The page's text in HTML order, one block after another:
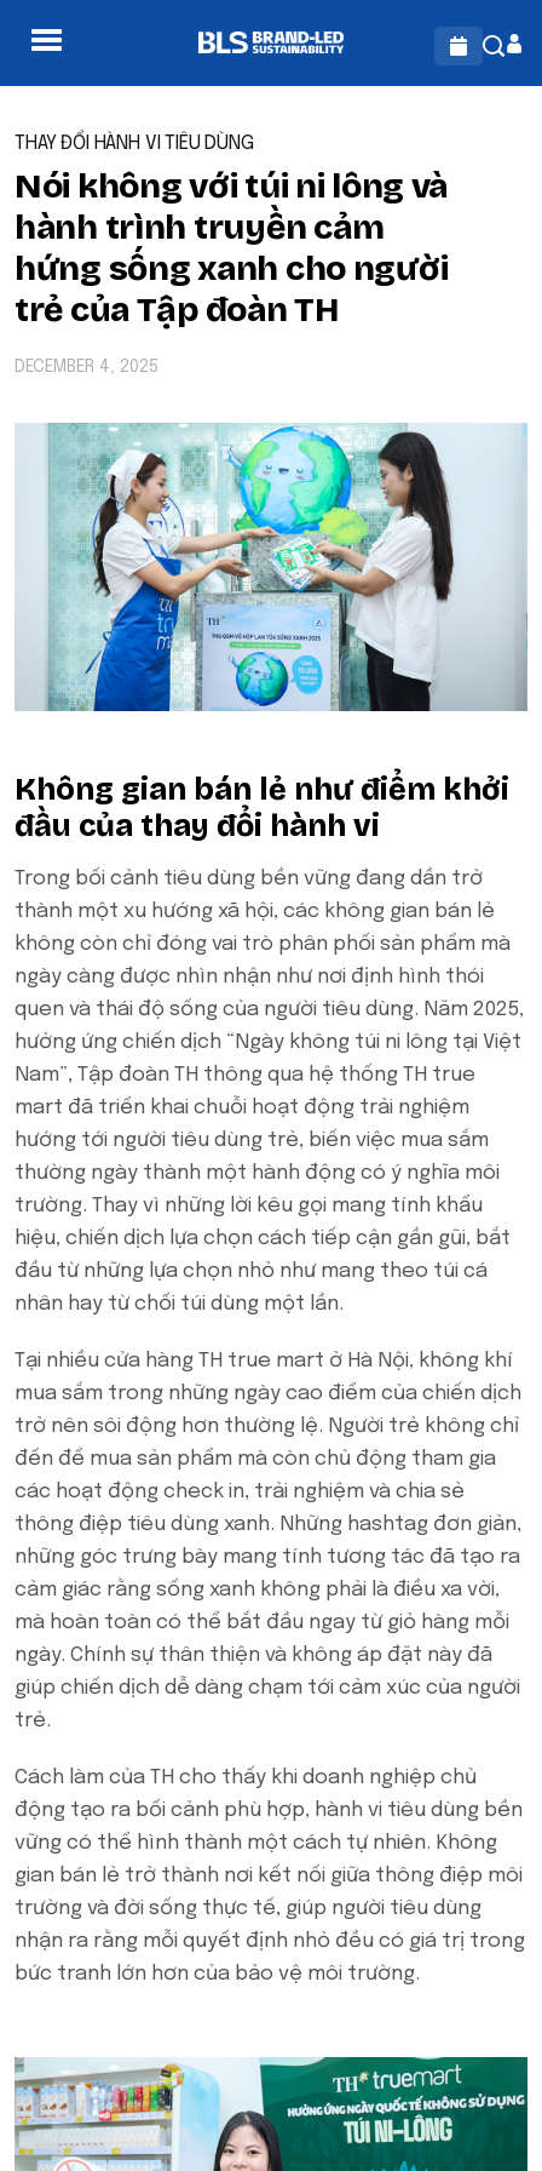
THAY ĐỔI HÀNH VI TIÊU DÙNG
Nói không với túi ni lông và
hành trình truyền cảm
hứng sống xanh cho người
trẻ của Tập đoàn TH
DECEMBER 4, 2025
Không gian bán lẻ như điểm khởi
đầu của thay đổi hành vi
Trong bối cảnh tiêu dùng bền vững đang dần trở
thành một xu hướng xã hội, các không gian bán lẻ
không còn chỉ đóng vai trò phân phối sản phẩm mà
ngày càng được nhìn nhận như nơi định hình thói
quen và thái độ sống của người tiêu dùng. Năm 2025,
hưởng ứng chiến dịch “Ngày không túi ni lông tại Việt
Nam”, Tập đoàn TH thông qua hệ thống TH true
mart đã triển khai chuỗi hoạt động trải nghiệm
hướng tới người tiêu dùng trẻ, biến việc mua sắm
thường ngày thành một hành động có ý nghĩa môi
trường. Thay vì những lời kêu gọi mang tính khẩu
hiệu, chiến dịch lựa chọn cách tiếp cận gần gũi, bắt
đầu từ những lựa chọn nhỏ như mang theo túi cá
nhân hay từ chối túi dùng một lần.
Tại nhiều cửa hàng TH true mart ở Hà Nội, không khí
mua sắm trong những ngày cao điểm của chiến dịch
trở nên sôi động hơn thường lệ. Người trẻ không chỉ
đến để mua sản phẩm mà còn chủ động tham gia
các hoạt động check in, trải nghiệm và chia sẻ
thông điệp tiêu dùng xanh. Những hashtag đơn giản,
những góc trưng bày mang tính tương tác đã tạo ra
cảm giác rằng sống xanh không phải là điều xa vời,
mà hoàn toàn có thể bắt đầu ngay từ giỏ hàng mỗi
ngày. Chính sự thân thiện và không áp đặt này đã
giúp chiến dịch dễ dàng chạm tới cảm xúc của người
trẻ.
Cách làm của TH cho thấy khi doanh nghiệp chủ
động tạo ra bối cảnh phù hợp, hành vi tiêu dùng bền
vững có thể hình thành một cách tự nhiên. Không
gian bán lẻ trở thành nơi kết nối giữa thông điệp môi
trường và đời sống thực tế, giúp người tiêu dùng
nhận ra rằng mỗi quyết định nhỏ đều có giá trị trong
bức tranh lớn hơn của bảo vệ môi trường.